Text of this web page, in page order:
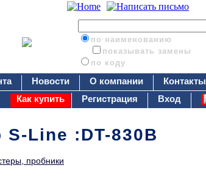
по наименованию
показывать замены
по коду
Новости О компании Контакты
Как купить
Регистрация Вход
Line :DT-830B
пробники